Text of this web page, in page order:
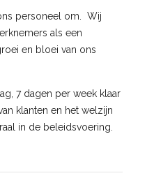
personeel om. Wij
als een
en bloei van ons
7 dagen per week klaar
klanten en het welzijn
in de beleidsvoering.